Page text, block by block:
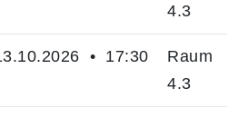
4.3
• 17:30
Raum
4.3